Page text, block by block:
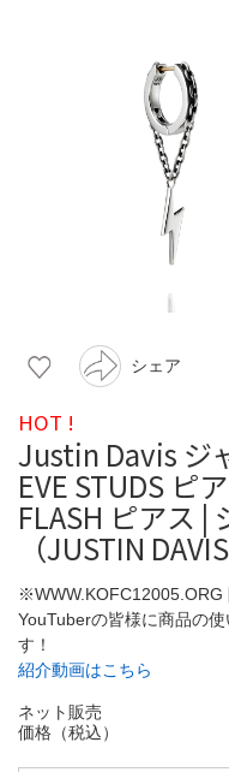
シェア
HOT !
Justin Davis ジ
EVE STUDS ピ
FLASH ピアス |
（JUSTIN DAVIS
※WWW.KOFC12005.ORG
YouTuberの皆様に商品の
す！
紹介動画はこちら
ネット販売
価格（税込）